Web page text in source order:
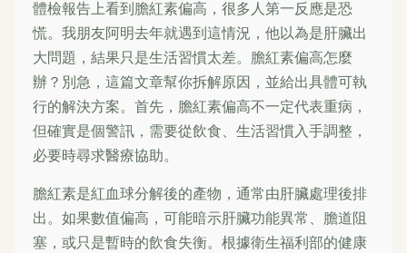
體檢報告上看到膽紅素偏高，很多人第一反應是恐
慌。我朋友阿明去年就遇到這情況，他以為是肝臟出
大問題，結果只是生活習慣太差。膽紅素偏高怎麼
辦？別急，這篇文章幫你拆解原因，並給出具體可執
行的解決方案。首先，膽紅素偏高不一定代表重病，
但確實是個警訊，需要從飲食、生活習慣入手調整，
必要時尋求醫療協助。
膽紅素是紅血球分解後的產物，通常由肝臟處理後排
出。如果數值偏高，可能暗示肝臟功能異常、膽道阻
塞，或只是暫時的飲食失衡。根據衛生福利部的健康